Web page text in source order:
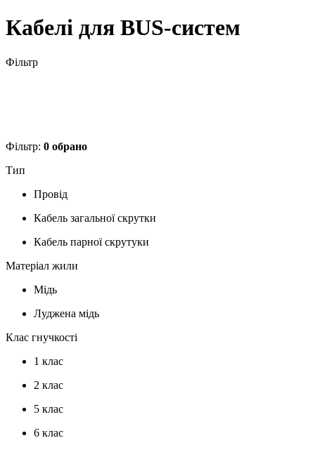
Кабелі для BUS-систем
Фільтр
Фільтр: 0 обрано
Тип
Провід
Кабель загальної скрутки
Кабель парної скрутуки
Матеріал жили
Мідь
Луджена мідь
Клас гнучкості
1 клас
2 клас
5 клас
6 клас